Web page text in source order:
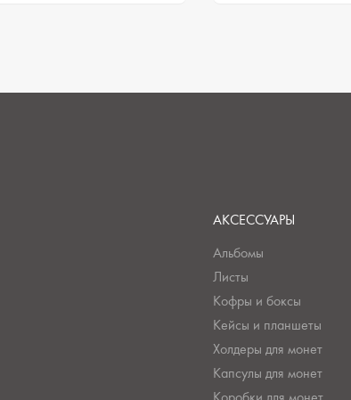
АКСЕССУАРЫ
Альбомы
Листы
Кофры и боксы
Кейсы и планшеты
Холдеры для монет
Капсулы для монет